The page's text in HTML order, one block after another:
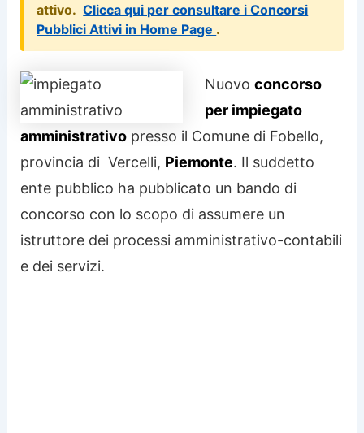
attivo. Clicca qui per consultare i Concorsi
Pubblici Attivi in Home Page .
Nuovoconcorso
per impiegato
amministrativo presso il Comune di Fobello,
provincia di Vercelli, Piemonte. Il suddetto
ente pubblico ha pubblicato un bando di
concorso con lo scopo di assumere un
istruttore dei processi amministrativo-contabili
e dei servizi.